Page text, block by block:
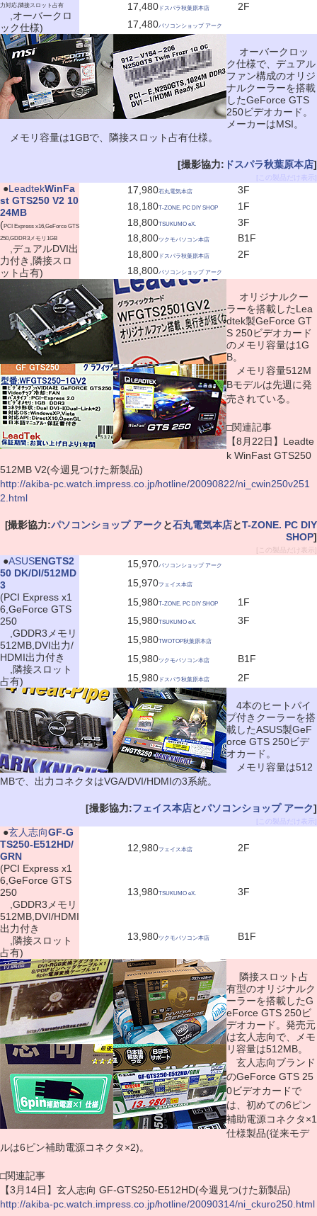
力対応,隣接スロット占有
,オーバークロ
ック仕様)
17,480 ドスパラ秋葉原本店
2F
17,480パソコンショップ アーク
オーバークロッ
ク仕様で、デュアル
ファン構成のオリジ
ナルクーラーを搭載
したGeForce GTS
250ビデオカード。
メーカーはMSI。
メモリ容量は1GBで、隣接スロット占有仕様。
[撮影協力: ドスパラ秋葉原本店]
[この製品だけ表示]
●LeadtekWinFa
st GTS250 V2 10
24MB
(PCI Express x16,GeForce GTS
250,GDDR3メモリ1GB
,デュアルDVI出
力付き,隣接スロ
ット占有)
17,980石丸電気本店
3F
18,180T-ZONE. PC DIY SHOP
1F
18,800TSUKUMO eX.
3F
18,800ツクモパソコン本店
B1F
18,800 ドスパラ秋葉原本店
2F
18,800パソコンショップ アーク
オリジナルクー
ラーを搭載したLea
dtek製GeForce GT
S 250ビデオカード
のメモリ容量は1G
B。
メモリ容量512M
Bモデルは先週に発
売されている。
□関連記事
【8月22日】Leadte
k WinFast GTS250
512MB V2(今週見つけた新製品)
http://akiba-pc.watch.impress.co.jp/hotline/20090822/ni_cwin250v251
2.html
[撮影協力:パソコンショップ アーク と石丸電気本店とT-ZONE. PC DIY
SHOP]
[この製品だけ表示]
●ASUSENGTS2
50 DK/DI/512MD
3
(PCI Express x1
6,GeForce GTS
250
,GDDR3メモリ
512MB,DVI出力/
HDMI出力付き
,隣接スロット
占有)
15,970パソコンショップ アーク
15,970フェイス本店
15,980T-ZONE. PC DIY SHOP
1F
15,980TSUKUMO eX.
3F
15,980TWOTOP秋葉原本店
15,980ツクモパソコン本店
B1F
15,980 ドスパラ秋葉原本店 2F
4本のヒートパイ
プ付きクーラーを搭
載したASUS製GeF
orce GTS 250ビデ
オカード。
メモリ容量は512
MBで、出力コネクタはVGA/DVI/HDMIの3系統。
[撮影協力:フェイス本店とパソコンショップ アーク]
[この製品だけ表示]
●玄人志向GF-G
TS250-E512HD/
GRN
(PCI Express x1
6,GeForce GTS
250
,GDDR3メモリ
512MB,DVI/HDMI
出力付き
,隣接スロット
占有)
12,980フェイス本店 2F
13,980TSUKUMO eX. 3F
13,980ツクモパソコン本店 B1F
隣接スロット占
有型のオリジナルク
ーラーを搭載したG
eForce GTS 250ビ
デオカード。発売元
は玄人志向で、メモ
リ容量は512MB。
玄人志向ブランド
のGeForce GTS 25
0ビデオカードで
は、初めての6ピン
補助電源コネクタ×1
仕様製品(従来モデ
ルは6ピン補助電源コネクタ×2)。
□関連記事
【3月14日】玄人志向 GF-GTS250-E512HD(今週見つけた新製品)
http://akiba-pc.watch.impress.co.jp/hotline/20090314/ni_ckuro250.html